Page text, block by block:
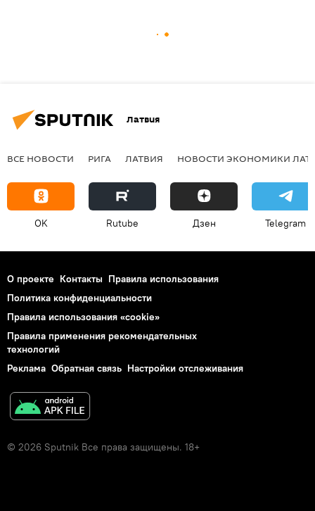
Латвия
ВСЕ НОВОСТИ РИГА ЛАТВИЯ НОВОСТИ ЭКОНОМИКИ
OK Rutube Дзен Telegram
О проекте Контакты Правила использования
Политика конфиденциальности
Правила использования «cookie»
Правила применения рекомендательных
технологий
Реклама Обратная связь Настройки отслеживания
© 2026 Sputnik Все права защищены. 18+